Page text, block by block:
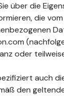
über die
die
oder
auch
den